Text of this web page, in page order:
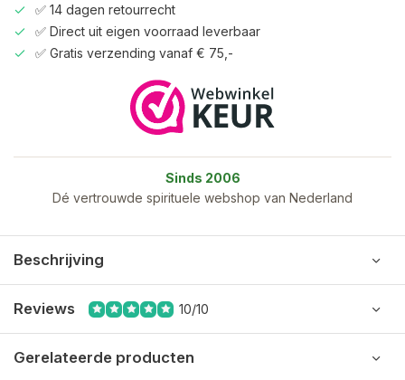
✅ 14 dagen retourrecht
✅ Direct uit eigen voorraad leverbaar
✅ Gratis verzending vanaf € 75,-
Sinds 2006
Dé vertrouwde spirituele webshop van Nederland
Beschrijving
Reviews 10/10
Gerelateerde producten